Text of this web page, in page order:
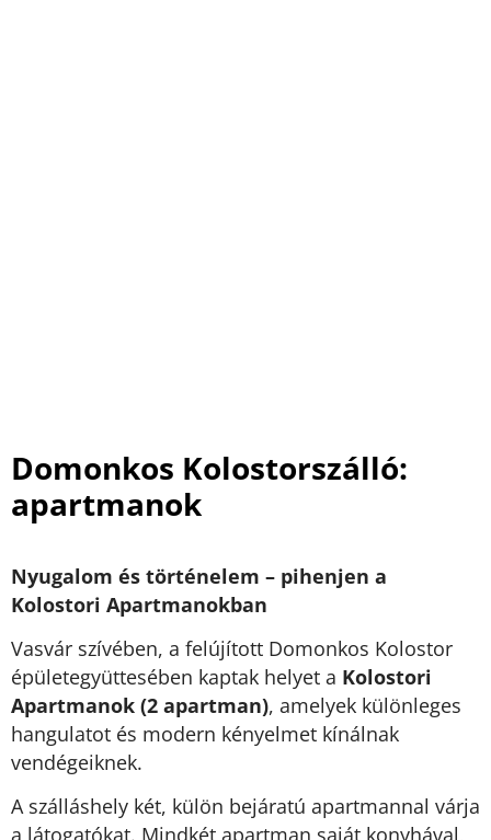
Domonkos Kolostorszálló:
apartmanok
Nyugalom és történelem – pihenjen a
Kolostori Apartmanokban
Vasvár szívében, a felújított Domonkos Kolostor
épületegyüttesében kaptak helyet a Kolostori
Apartmanok (2 apartman), amelyek különleges
hangulatot és modern kényelmet kínálnak
vendégeiknek.
A szálláshely két, külön bejáratú apartmannal várja